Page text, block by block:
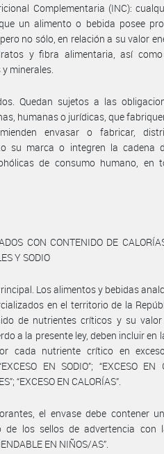
Complementaria (INC):
un alimento o bebida posee
no sólo, en relación a su valor
y fibra alimentaria, así
minerales.
Quedan sujetos a las
humanas o jurídicas, que
envasar o fabricar,
su marca o integren la cadena
de consumo humano, en
CON CONTENIDO DE
Y SODIO
Los alimentos y bebidas
en el territorio de la
de nutrientes críticos y su valor
a la presente ley, deben incluir en
cada nutriente crítico en
EN SODIO”; “EXCESO EN
“EXCESO EN CALORÍAS”.
el envase debe contener
los sellos de advertencia con
EN NIÑOS/AS”.